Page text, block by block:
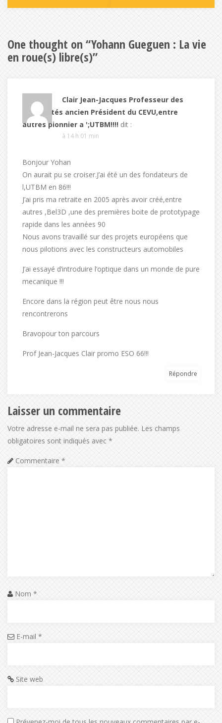
One thought on “Yohann Gueguen : La vie
en roue(s) libre(s)”
Clair Jean-Jacques Professeur des
Universités ancien Président du CEVU,entre
autres pionnier a ';UTBM!!!! dit :
à 14 h 01 min
Bonjour Yohan
On aurait pu se croiser.J’ai été un des fondateurs de
l,UTBM en 86!!!
J’ai pris ma retraite en 2005 après avoir créé,entre
autres ,Bel3D ,une des premières boite de prototypage
rapide dans les années 90
Nous avons travaillé sur des projets européens que
nous pilotions avec les constructeurs automobiles
J’ai essayé d’introduire l’optique dans un monde de pure
mecanique !!!
Encore dans la région peut être nous nous
rencontrerons
Bravopour ton parcours
Prof Jean-Jacques Clair promo ESO 66!!!
Répondre
Laisser un commentaire
Votre adresse e-mail ne sera pas publiée. Les champs
obligatoires sont indiqués avec *
Commentaire *
Nom *
E-mail *
Site web